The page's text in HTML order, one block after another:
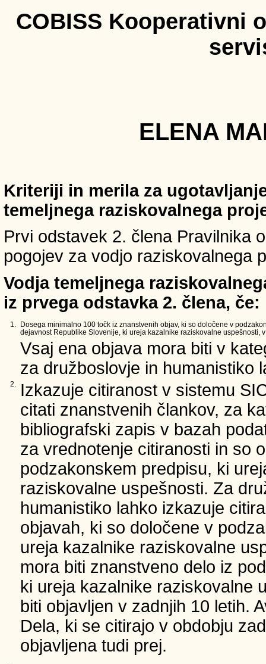
COBISS Kooperativni
ELENA
Kriteriji in merila za
temeljnega raziskovalnega
Prvi odstavek 2. člena Pravilnika
pogojev za vodjo raziskovalnega
Vodja temeljnega
iz prvega odstavka 2. člena, če:
1.
Dosega minimalno 100 točk iz znanstvenih objav, ki so določene v
dejavnost Republike Slovenije, ki ureja kazalnike raziskovalne uspešnosti,
Vsaj ena objava mora biti v
za družboslovje in humanistiko
2.
Izkazuje citiranost v sistemu
citati znanstvenih člankov, za
bibliografski zapis v bazah
za vrednotenje citiranosti in so
podzakonskem predpisu, ki
raziskovalne uspešnosti. Za
humanistiko lahko izkazuje
objavah, ki so določene v
ureja kazalnike raziskovalne
mora biti znanstveno delo iz
ki ureja kazalnike raziskovalne
biti objavljen v zadnjih 10 letih.
Dela, ki se citirajo v obdobju
objavljena tudi prej.